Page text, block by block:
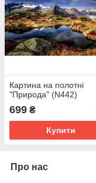
Картина на полотні
"Природа" (N442)
699 ₴
Купити
Про нас